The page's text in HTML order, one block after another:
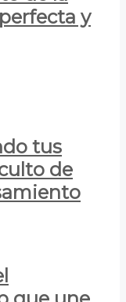
y
tus
de